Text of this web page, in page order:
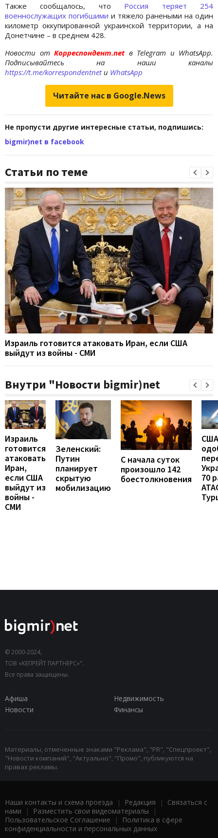
Также сообщалось, что Россия теряет 254
военнослужащих погибшими и тяжело ранеными на один
километр оккупированной украинской территории, а на
Донетчине – в среднем 428.
Новости отКорреспондент.net в Telegram и WhatsApp.
Подписывайтесь на наши каналы
https://t.me/korrespondentnetи WhatsApp
Читайте нас в Google.News
Не пропусти другие интересные статьи, подпишись:
bigmir)net в facebook
Статьи по теме
Израиль готовится атаковать Иран, если США
выйдут из войны - СМИ
Внутри "Новости bigmir)net
Израиль
готовится
атаковать
Иран,
если США
выйдут из
войны -
СМИ
Зеленский:
Путин
планирует
скрытую
мобилизацию
С начала суток
произошло 142
боестолкновения
США
70
© 2000-2024,
ТОВ «КЕПРЕЙТ ПАРТНЕРС»".
Все права защищены.
Афиша
Недвижимость
Новости
Финансы
Материалы, отмеченные знаками "Реклама", "PR", "Спецпроект",
"Новости компаний", "Актуально", "Промо", публикуются на
правах рекламы.
Наши контакты и схема проезда | Редакция | Связаться с
нами | Разместить свои видеоматериалы |
Пользовательское Соглашение |
Политика в сфере
конфиденциальности и персональных данных